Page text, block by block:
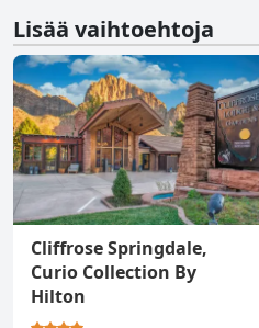
Lisää vaihtoehtoja
Cliffrose Springdale,
Curio Collection By
Hilton